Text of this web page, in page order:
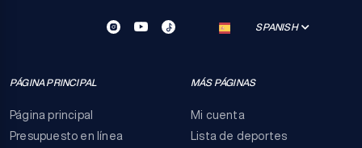
SPANISH
PÁGINA PRINCIPAL
Página principal
Presupuesto en línea
MÁS PÁGINAS
Mi cuenta
Lista de deportes